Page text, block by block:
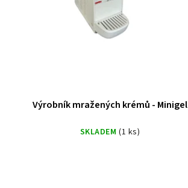
Výrobník mražených krémů - Minigel
SKLADEM (1 ks)